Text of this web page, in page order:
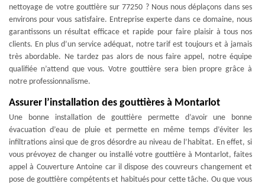
nettoyage de votre gouttière sur 77250 ? Nous nous déplaçons dans ses
environs pour vous satisfaire. Entreprise experte dans ce domaine, nous
garantissons un résultat efficace et rapide pour faire plaisir à tous nos
clients. En plus d’un service adéquat, notre tarif est toujours et à jamais
très abordable. Ne tardez pas alors de nous faire appel, notre équipe
qualifiée n’attend que vous. Votre gouttière sera bien propre grâce à
notre professionnalisme.
Assurer l’installation des gouttières à Montarlot
Une bonne installation de gouttière permette d’avoir une bonne
évacuation d’eau de pluie et permette en même temps d’éviter les
infiltrations ainsi que de gros désordre au niveau de l’habitat. En effet, si
vous prévoyez de changer ou installé votre gouttière à Montarlot, faites
appel à Couverture Antoine car il dispose des couvreurs changement et
pose de gouttière compétents et habitués pour cette tâche. Ou que vous